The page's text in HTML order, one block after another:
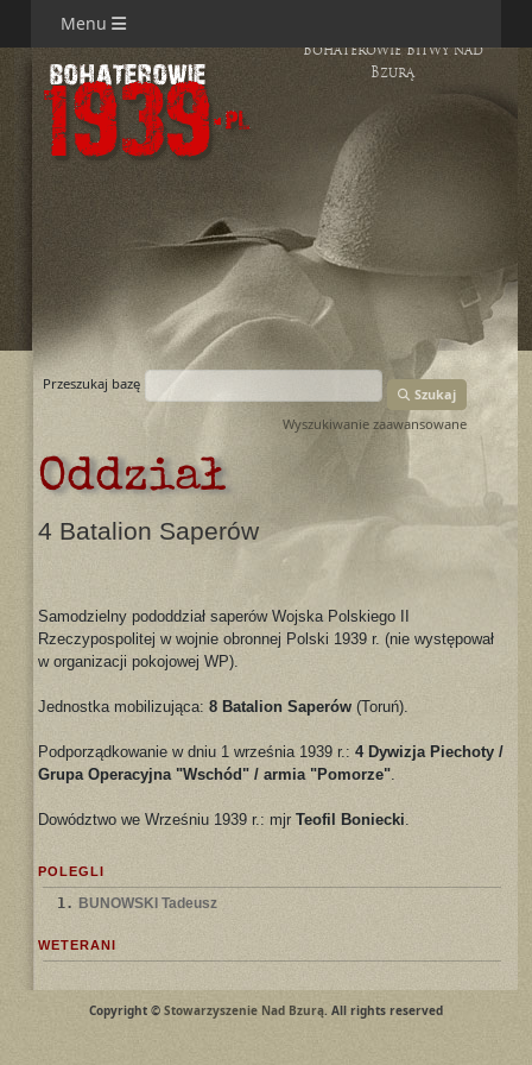
Menu
Bohaterowie Bitwy nad
Bzurą
Przeszukaj bazę
Szukaj
Wyszukiwanie zaawansowane
Oddział
4 Batalion Saperów
Samodzielny pododdział saperów Wojska Polskiego II
Rzeczypospolitej w wojnie obronnej Polski 1939 r. (nie występował
w organizacji pokojowej WP).
Jednostka mobilizująca: 8 Batalion Saperów (Toruń).
Podporządkowanie w dniu 1 września 1939 r.: 4 Dywizja Piechoty /
Grupa Operacyjna "Wschód" / armia "Pomorze".
Dowództwo we Wrześniu 1939 r.: mjr Teofil Boniecki.
POLEGLI
1. BUNOWSKI Tadeusz
WETERANI
Copyright © Stowarzyszenie Nad Bzurą. All rights reserved